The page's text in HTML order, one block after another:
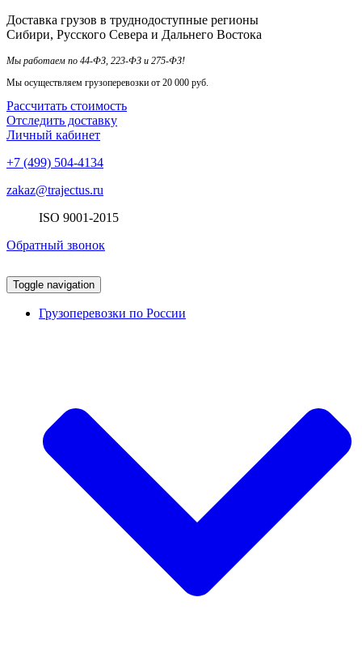
Доставка грузов в труднодоступные регионы
Сибири, Русского Севера и Дальнего Востока
Мы работаем по 44-ФЗ, 223-ФЗ и 275-ФЗ!
Мы осуществляем грузоперевозки от 20 000 руб.
Рассчитать стоимость
Отследить доставку
Личный кабинет
+7 (499) 504-4134
zakaz@trajectus.ru
ISO 9001-2015
Обратный звонок
Toggle navigation
Грузоперевозки по России